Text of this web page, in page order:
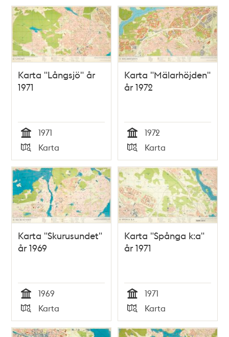
Karta "Långsjö" år
1971
Tid
1971
Typ
Karta
Karta "Mälarhöjden"
år 1972
Tid
1972
Typ
Karta
Karta "Skurusundet"
år 1969
Tid
1969
Typ
Karta
Karta "Spånga k:a"
år 1971
Tid
1971
Typ
Karta